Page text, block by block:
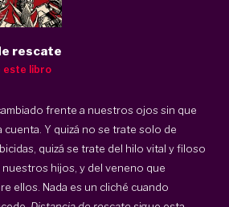
rescate
este libro
frente a nuestros ojos sin que
cuenta. Y quizá no se trate solo de
quizá se trate del hilo vital y filoso
nuestros hijos, y del veneno que
ellos. Nada es un cliché cuando